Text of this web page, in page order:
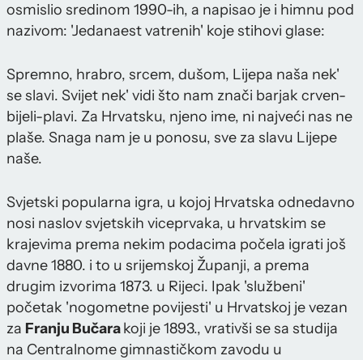
osmislio sredinom 1990-ih, a napisao je i himnu pod
nazivom: 'Jedanaest vatrenih' koje stihovi glase:
Spremno, hrabro, srcem, dušom, Lijepa naša nek'
se slavi. Svijet nek' vidi što nam znači barjak crven-
bijeli-plavi. Za Hrvatsku, njeno ime, ni najveći nas ne
plaše. Snaga nam je u ponosu, sve za slavu Lijepe
naše.
Svjetski popularna igra, u kojoj Hrvatska odnedavno
nosi naslov svjetskih viceprvaka, u hrvatskim se
krajevima prema nekim podacima počela igrati još
davne 1880. i to u srijemskoj Županji, a prema
drugim izvorima 1873. u Rijeci. Ipak 'službeni'
početak 'nogometne povijesti' u Hrvatskoj je vezan
za Franju Bučarakoji je 1893., vrativši se sa studija
na Centralnome gimnastičkom zavodu u